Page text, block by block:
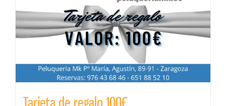
Tarjeta de regalo 100€